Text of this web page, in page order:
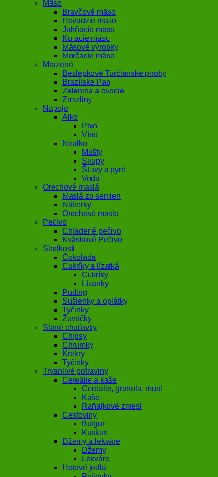
Mäso
Bravčové mäso
Hovädzie mäso
Jahňacie mäso
Kuracie mäso
Mäsové výrobky
Morčacie mäso
Mrazené
Bezlepkové Turčianske pirohy
Brazílske Pao
Zelenina a ovocie
Zmrzliny
Nápoje
Alko
Pivo
Víno
Nealko
Mušty
Sirupy
Šťavy a pyré
Voda
Orechové maslá
Maslá zo semien
Nátierky
Orechové maslo
Pečivo
Chladené pečivo
Kváskové Pečivo
Sladkosti
Čokoláda
Cukríky a lízatká
Cukríky
Lízanky
Puding
Sušienky a oplátky
Tyčinky
Žuvačky
Slané chuťovky
Chipsy
Chrumky
Krekry
Tyčinky
Trvanlivé potraviny
Cereálie a kaše
Cereálie, granola, musli
Kaše
Raňajkové zmesi
Cestoviny
Bulgur
Kuskus
Džemy a lekváre
Džemy
Lekváre
Hotové jedlá